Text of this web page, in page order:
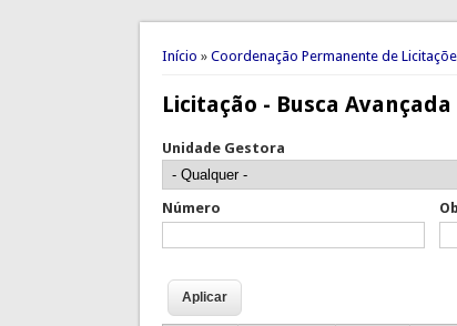
Você está aqui
Início » Coordenação Permanente de
Licitação - Busca Avançada
Unidade Gestora
Número